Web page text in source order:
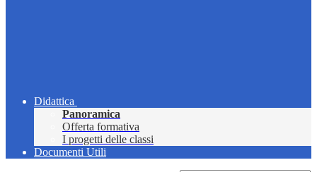
Didattica
Panoramica
Offerta formativa
I progetti delle classi
Documenti Utili